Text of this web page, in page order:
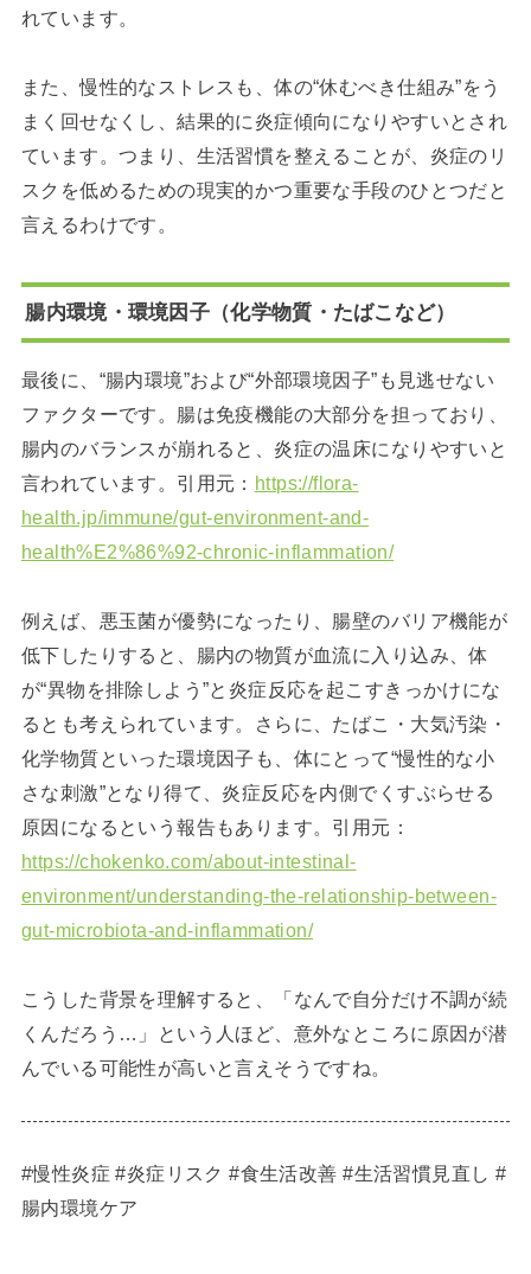
れています。
また、慢性的なストレスも、体の“休むべき仕組み”をう
まく回せなくし、結果的に炎症傾向になりやすいとされ
ています。つまり、生活習慣を整えることが、炎症のリ
スクを低めるための現実的かつ重要な手段のひとつだと
言えるわけです。
腸内環境・環境因子（化学物質・たばこなど）
最後に、“腸内環境”および“外部環境因子”も見逃せない
ファクターです。腸は免疫機能の大部分を担っており、
腸内のバランスが崩れると、炎症の温床になりやすいと
言われています。引用元： https://flora-
health.jp/immune/gut-environment-and-
health%E2%86%92-chronic-inflammation/
例えば、悪玉菌が優勢になったり、腸壁のバリア機能が
低下したりすると、腸内の物質が血流に入り込み、体
が“異物を排除しよう”と炎症反応を起こすきっかけにな
るとも考えられています。さらに、たばこ・大気汚染・
化学物質といった環境因子も、体にとって“慢性的な小
さな刺激”となり得て、炎症反応を内側でくすぶらせる
原因になるという報告もあります。引用元：
https://chokenko.com/about-intestinal-
environment/understanding-the-relationship-between-
gut-microbiota-and-inflammation/
こうした背景を理解すると、「なんで自分だけ不調が続
くんだろう…」という人ほど、意外なところに原因が潜
んでいる可能性が高いと言えそうですね。
#慢性炎症 #炎症リスク #食生活改善 #生活習慣見直し #
腸内環境ケア